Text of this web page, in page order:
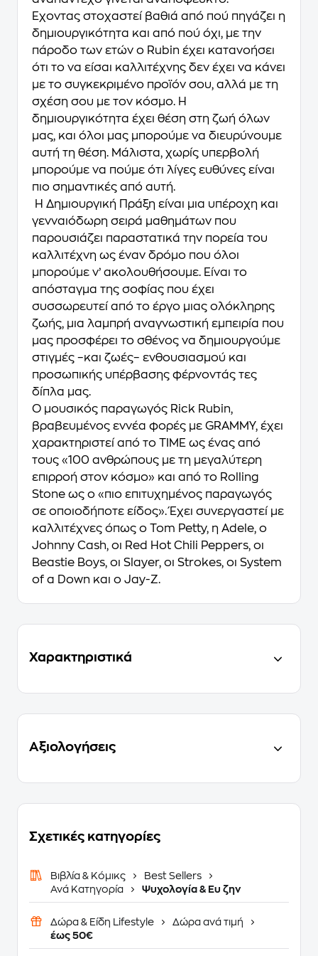
Έχοντας στοχαστεί βαθιά από πού πηγάζει η
δημιουργικότητα και από πού όχι, με την
πάροδο των ετών ο Rubin έχει κατανοήσει
ότι το να είσαι καλλιτέχνης δεν έχει να κάνει
με το συγκεκριμένο προϊόν σου, αλλά με τη
σχέση σου με τον κόσμο. Η
δημιουργικότητα έχει θέση στη ζωή όλων
μας, και όλοι μας μπορούμε να διευρύνουμε
αυτή τη θέση. Μάλιστα, χωρίς υπερβολή
μπορούμε να πούμε ότι λίγες ευθύνες είναι
πιο σημαντικές από αυτή.
H Δημιουργική Πράξη είναι μια υπέροχη και
γενναιόδωρη σειρά μαθημάτων που
παρουσιάζει παραστατικά την πορεία του
καλλιτέχνη ως έναν δρόμο που όλοι
μπορούμε ν’ ακολουθήσουμε. Είναι το
απόσταγμα της σοφίας που έχει
συσσωρευτεί από το έργο μιας ολόκληρης
ζωής, μια λαμπρή αναγνωστική εμπειρία που
μας προσφέρει το σθένος να δημιουργούμε
στιγμές –και ζωές– ενθουσιασμού και
προσωπικής υπέρβασης φέρνοντάς τες
δίπλα μας.
Ο μουσικός παραγωγός Rick Rubin,
βραβευμένος εννέα φορές με GRAMMY, έχει
χαρακτηριστεί από το TIME ως ένας από
τους «100 ανθρώπους με τη μεγαλύτερη
επιρροή στον κόσμο» και από το Rolling
Stone ως ο «πιο επιτυχημένος παραγωγός
σε οποιοδήποτε είδος». Έχει συνεργαστεί με
καλλιτέχνες όπως ο Tom Petty, η Adele, ο
Johnny Cash, οι Red Hot Chili Peppers, οι
Beastie Boys, οι Slayer, οι Strokes, οι System
of a Down και ο Jay-Z.
Χαρακτηριστικά
Αξιολογήσεις
Σχετικές κατηγορίες
Βιβλία & Κόμικς
Best Sellers
Ανά Κατηγορία
Ψυχολογία & Ευ ζην
Δώρα & Είδη Lifestyle
Δώρα ανά τιμή
έως 50€